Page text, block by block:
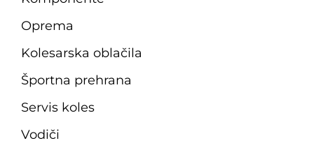
Oprema
Kolesarska oblačila
Športna prehrana
Servis koles
Vodiči